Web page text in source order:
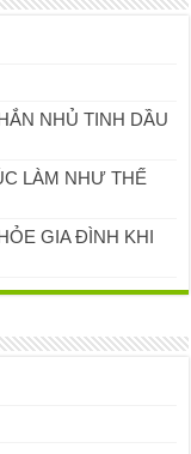
NHỦ TINH DẦU
LÀM NHƯ THẾ
GIA ĐÌNH KHI